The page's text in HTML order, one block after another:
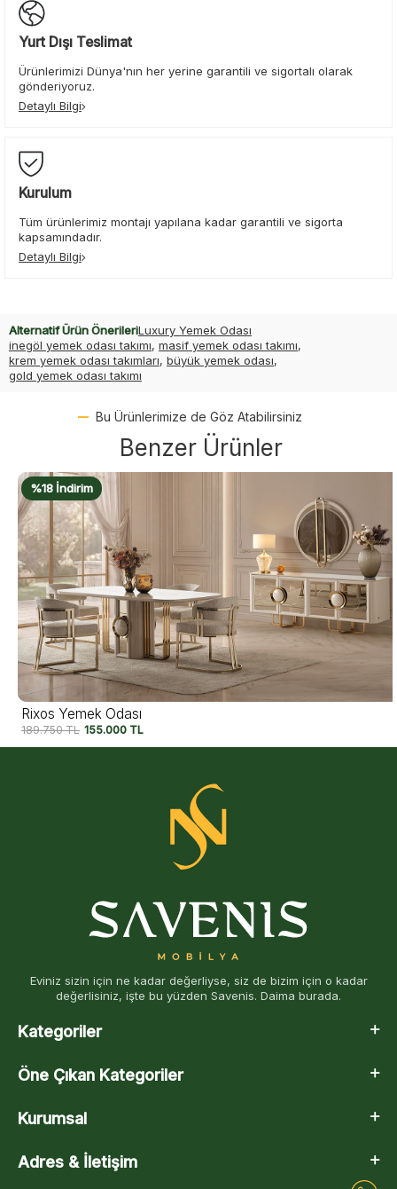
Yurt Dışı Teslimat
Ürünlerimizi Dünya'nın her yerine garantili ve sigortalı olarak
gönderiyoruz.
Detaylı Bilgi
Kurulum
Tüm ürünlerimiz montajı yapılana kadar garantili ve sigorta
kapsamındadır.
Detaylı Bilgi
Alternatif Ürün ÖnerileriLuxury Yemek Odası
inegöl yemek odası takımı, masif yemek odası takımı,
krem yemek odası takımları, büyük yemek odası,
gold yemek odası takımı
Bu Ürünlerimize de Göz Atabilirsiniz
Benzer Ürünler
%18 İndirim
Rixos Yemek Odası
189.750TL 155.000TL
Eviniz sizin için ne kadar değerliyse, siz de bizim için o kadar
değerlisiniz, işte bu yüzden Savenis. Daima burada.
Kategoriler
Öne Çıkan Kategoriler
Kurumsal
Adres & İletişim